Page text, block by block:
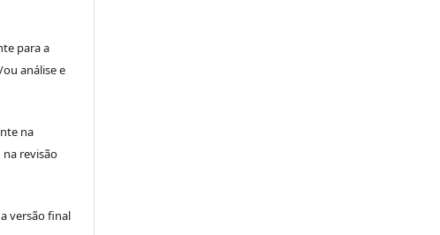
para a
análise e
na
revisão
versão final